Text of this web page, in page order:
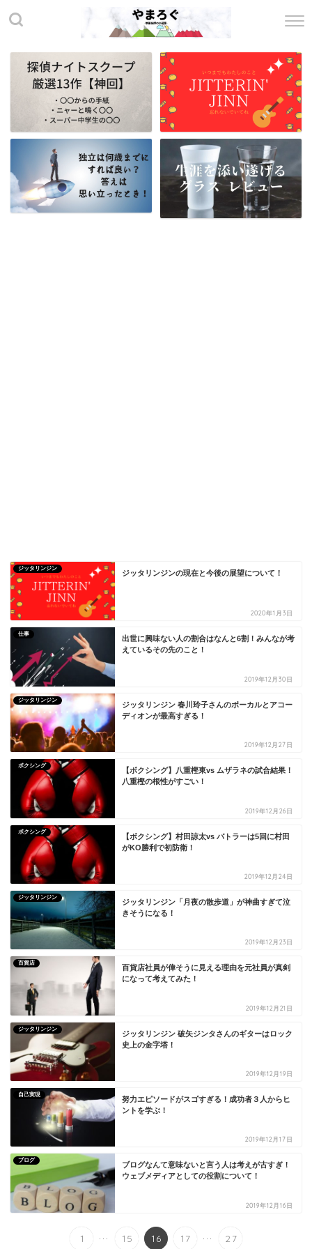
ジッタリンジン
ジッタリンジンの現在と今後の展望について！
2020年1月3日
仕事
出世に興味ない人の割合はなんと6割！みんなが考
えているその先のこと！
2019年12月30日
ジッタリンジン
ジッタリンジン 春川玲子さんのボーカルとアコー
ディオンが最高すぎる！
2019年12月27日
ボクシング
【ボクシング】八重樫東vs ムザラネの試合結果！
八重樫の根性がすごい！
2019年12月26日
ボクシング
【ボクシング】村田諒太vs バトラーは5回に村田
がKO勝利で初防衛！
2019年12月24日
ジッタリンジン
ジッタリンジン「月夜の散歩道」が神曲すぎて泣
きそうになる！
2019年12月23日
百貨店
百貨店社員が偉そうに見える理由を元社員が真剣
になって考えてみた！
2019年12月21日
ジッタリンジン
ジッタリンジン 破矢ジンタさんのギターはロック
史上の金字塔！
2019年12月19日
自己実現
努力エピソードがスゴすぎる！成功者３人からヒ
ントを学ぶ！
2019年12月17日
ブログ
ブログなんて意味ないと言う人は考えが古すぎ！
ウェブメディアとしての役割について！
2019年12月16日
1 ... 15 16 17 ... 27